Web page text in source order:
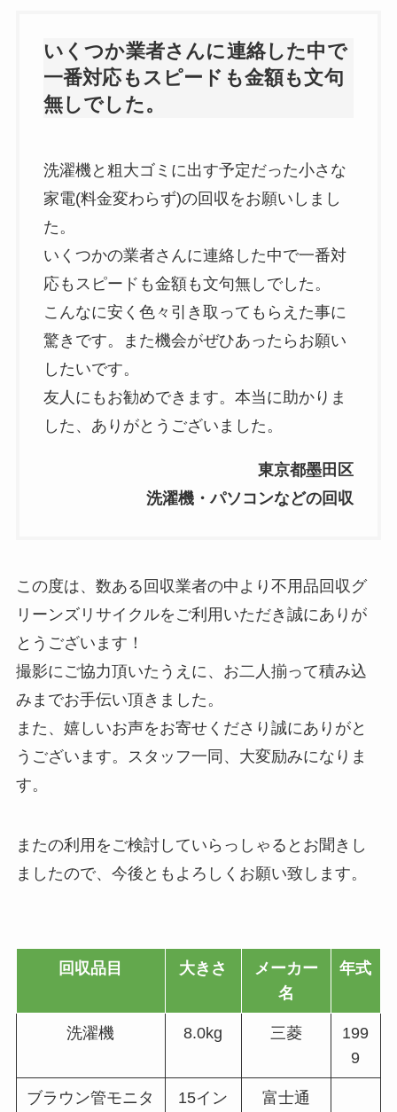
いくつか業者さんに連絡した中で
一番対応もスピードも金額も文句
無しでした。
洗濯機と粗大ゴミに出す予定だった小さな
家電(料金変わらず)の回収をお願いしまし
た。
いくつかの業者さんに連絡した中で一番対
応もスピードも金額も文句無しでした。
こんなに安く色々引き取ってもらえた事に
驚きです。また機会がぜひあったらお願い
したいです。
友人にもお勧めできます。本当に助かりま
した、ありがとうございました。
東京都墨田区
洗濯機・パソコンなどの回収
この度は、数ある回収業者の中より不用品回収グ
リーンズリサイクルをご利用いただき誠にありが
とうございます！
撮影にご協力頂いたうえに、お二人揃って積み込
みまでお手伝い頂きました。
また、嬉しいお声をお寄せくださり誠にありがと
うございます。スタッフ一同、大変励みになりま
す。
またの利用をご検討していらっしゃるとお聞きし
ましたので、今後ともよろしくお願い致します。
回収品目 大きさ
メーカー
名
年式
洗濯機 8.0kg 三菱
199
9
ブラウン管モニタ
15イン
富士通